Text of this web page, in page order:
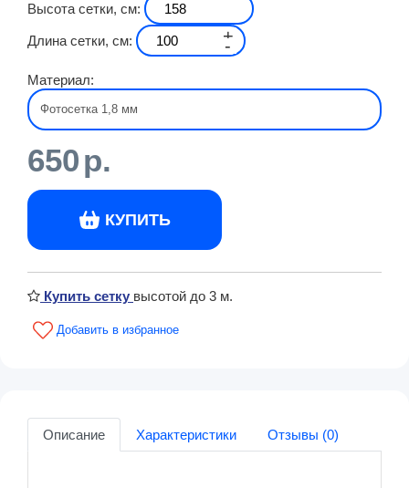
Высота сетки, см:
Длина сетки, см: +
-
Материал:
650р.
КУПИТЬ
Купить сетку высотой до 3 м.
Описание Характеристики Отзывы (0)